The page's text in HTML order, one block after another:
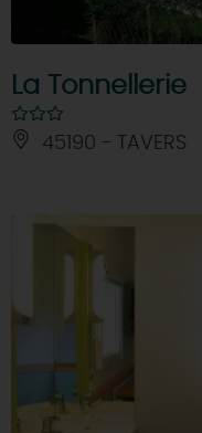
La Tonnellerie
45190 - TAVERS